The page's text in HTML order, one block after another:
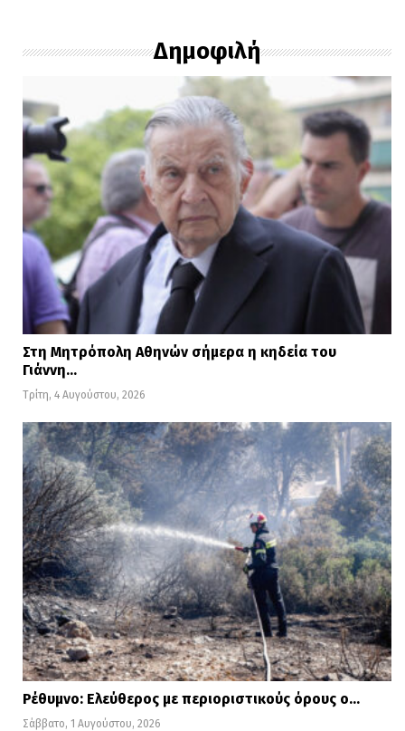
Δημοφιλή
Στη Μητρόπολη Αθηνών σήμερα η κηδεία του
Γιάννη…
Τρίτη, 4 Αυγούστου, 2026
Ρέθυμνο: Ελεύθερος με περιοριστικούς όρους ο…
Σάββατο, 1 Αυγούστου, 2026